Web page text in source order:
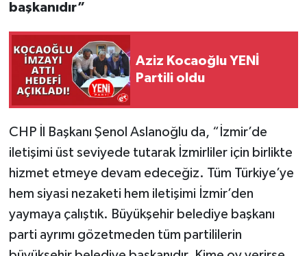
başkanıdır”
Aziz Kocaoğlu YENİ
Partili oldu
CHP İl Başkanı Şenol Aslanoğlu da, “İzmir’de
iletişimi üst seviyede tutarak İzmirliler için birlikte
hizmet etmeye devam edeceğiz. Tüm Türkiye’ye
hem siyasi nezaketi hem iletişimi İzmir’den
yaymaya çalıştık. Büyükşehir belediye başkanı
parti ayrımı gözetmeden tüm partililerin